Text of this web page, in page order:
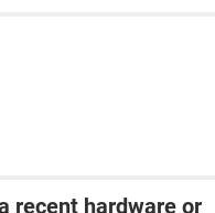
recent hardware or